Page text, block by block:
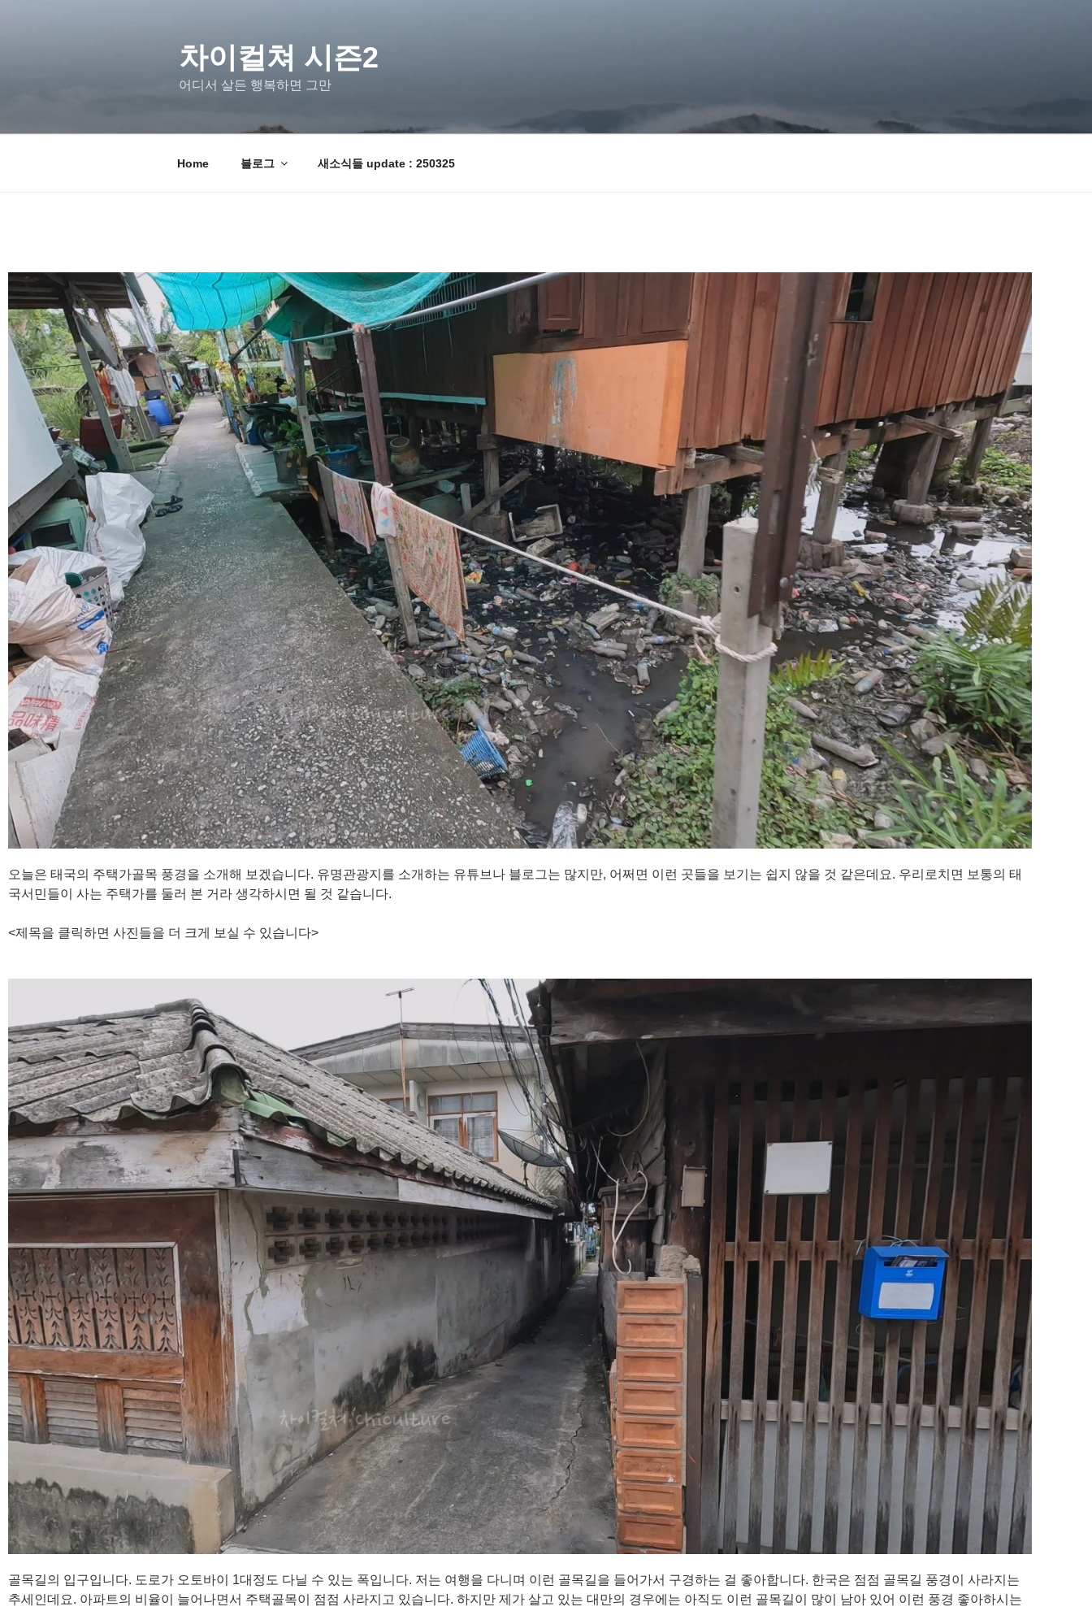
차이컬쳐 시즌2
어디서 살든 행복하면 그만
Home 블로그 새소식들 update : 250325
오늘은 태국의 주택가골목 풍경을 소개해 보겠습니다. 유명관광지를 소개하는 유튜브나 블로그는 많지만, 어쩌면 이런 곳들을 보기는 쉽지 않을 것 같은데요. 우리로치면 보통의 태
국서민들이 사는 주택가를 둘러 본 거라 생각하시면 될 것 같습니다.
<제목을 클릭하면 사진들을 더 크게 보실 수 있습니다>
골목길의 입구입니다. 도로가 오토바이 1대정도 다닐 수 있는 폭입니다. 저는 여행을 다니며 이런 골목길을 들어가서 구경하는 걸 좋아합니다. 한국은 점점 골목길 풍경이 사라지는
추세인데요. 아파트의 비율이 늘어나면서 주택골목이 점점 사라지고 있습니다. 하지만 제가 살고 있는 대만의 경우에는 아직도 이런 골목길이 많이 남아 있어 이런 풍경 좋아하시는